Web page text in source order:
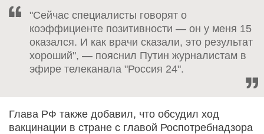
"Сейчас специалисты говорят о
коэффициенте позитивности — он у меня 15
оказался. И как врачи сказали, это результат
хороший", — пояснил Путин журналистам в
эфире телеканала "Россия 24".
Глава РФ также добавил, что обсудил ход
вакцинации в стране с главой Роспотребнадзора